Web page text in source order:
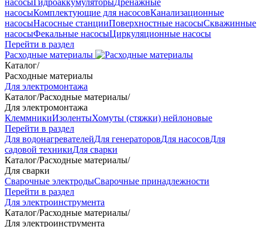
насосыГидроаккумуляторыДренажные
насосыКомплектующие для насосовКанализационные
насосыНасосные станцииПоверхностные насосыСкважинные
насосыФекальные насосыЦиркуляционные насосы
Перейти в раздел
Расходные материалы
Каталог/
Расходные материалы
Для электромонтажа
Каталог/Расходные материалы/
Для электромонтажа
КлеммникиИзолентыХомуты (стяжки) нейлоновые
Перейти в раздел
Для водонагревателейДля генераторовДля насосовДля
садовой техникиДля сварки
Каталог/Расходные материалы/
Для сварки
Сварочные электродыСварочные принадлежности
Перейти в раздел
Для электроинструмента
Каталог/Расходные материалы/
Для электроинструмента